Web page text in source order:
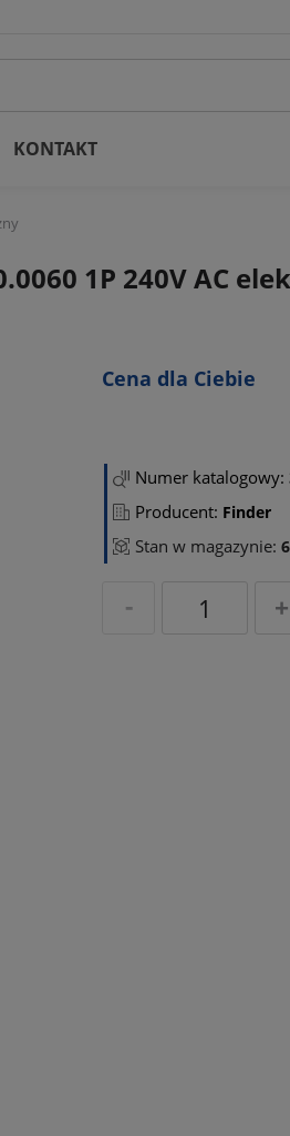
KONTAKT
1P 240V AC
Cena dla Ciebie
Numer katalogowy:
Producent: Finder
Stan w magazynie: